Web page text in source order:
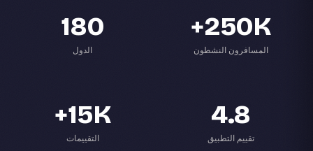
250K+
المسافرون النشطون
180
الدول
4.8
تقييم التطبيق
15K+
التقييمات